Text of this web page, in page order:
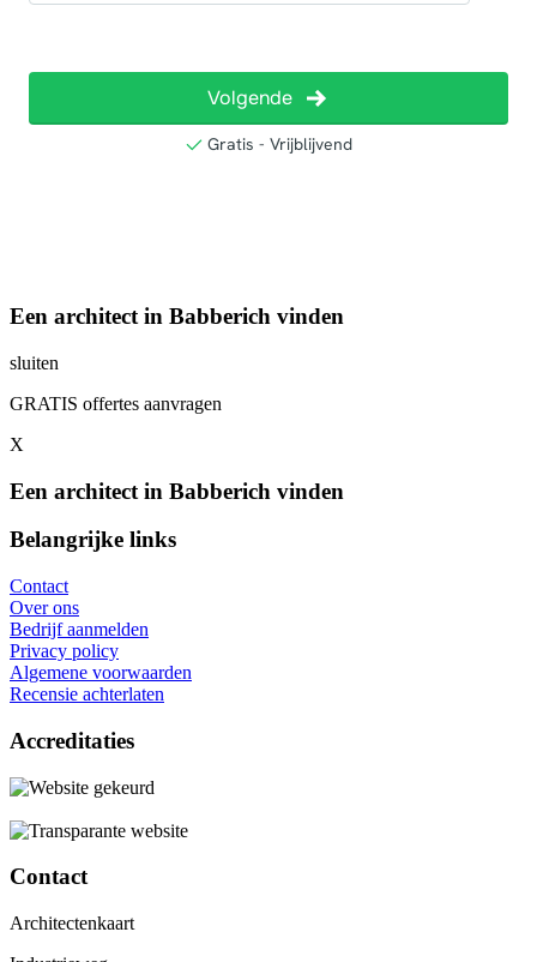
Een architect in Babberich vinden
sluiten
GRATIS offertes aanvragen
X
Een architect in Babberich vinden
Belangrijke links
Contact
Over ons
Bedrijf aanmelden
Privacy policy
Algemene voorwaarden
Recensie achterlaten
Accreditaties
Contact
Architectenkaart